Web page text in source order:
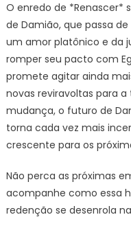
O enredo de
de Damião, que passa
um amor platônico e da
romper seu pacto com
promete agitar ainda
novas reviravoltas para
mudança, o futuro de
torna cada vez mais
crescente para os
Não perca as próximas
acompanhe como essa
redenção se desenrola